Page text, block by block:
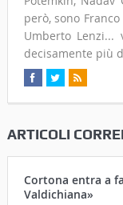
però, sono
Umberto
decisamente più
ARTICOLI
Cortona entra a
Valdichiana»